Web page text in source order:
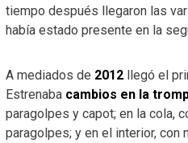
tiempo después llegaron las
había estado presente en la
A mediados de 2012llegó el
Estrenaba cambios en la
paragolpes y capot; en la cola,
paragolpes; y en el interior, con